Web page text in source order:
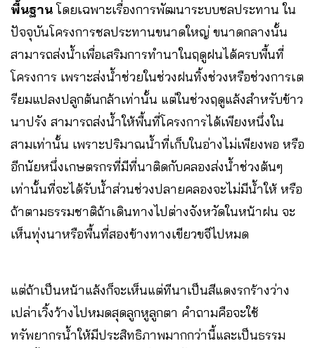
พื้นฐานโดยเฉพาะเรื่องการพัฒนาระบบชลประทาน ใน
ปัจจุบันโครงการชลประทานขนาดใหญ่ ขนาดกลางนั้น
สามารถส่งน้ำเพื่อเสริมการทำนาในฤดูฝนได้ครบพื้นที่
โครงการ เพราะส่งน้ำช่วยในช่วงฝนทิ้งช่วงหรือช่วงการเต
รียมแปลงปลูกต้นกล้าเท่านั้น แต่ในช่วงฤดูแล้งสำหรับข้าว
นาปรัง สามารถส่งน้ำให้พื้นที่โครงการได้เพียงหนึ่งใน
สามเท่านั้น เพราะปริมาณน้ำที่เก็บในอ่างไม่เพียงพอ หรือ
อีกนัยหนึ่งเกษตรกรที่มีที่นาติดกับคลองส่งน้ำช่วงต้นๆ
เท่านั้นที่จะได้รับน้ำส่วนช่วงปลายคลองจะไม่มีน้ำให้ หรือ
ถ้าตามธรรมชาติถ้าเดินทางไปต่างจังหวัดในหน้าฝน จะ
เห็นทุ่งนาหรือพื้นที่สองข้างทางเขียวขจีไปหมด
แต่ถ้าเป็นหน้าแล้งก็จะเห็นแต่ทีนาเป็นสีแดงรกร้างว่าง
เปล่าเวิ้งว้างไปหมดสุดลูกหูลูกตา คำถามคือจะใช้
ทรัพยากรน้ำให้มีประสิทธิภาพมากกว่านี้และเป็นธรรม